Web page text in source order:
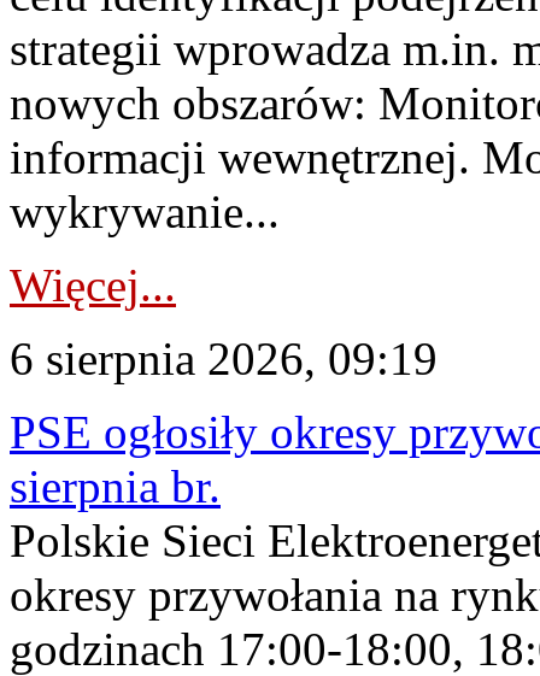
strategii wprowadza m.in.
nowych obszarów:
informacji wewnętrznej.
wykrywanie...
Więcej...
6 sierpnia 2026, 09:19
PSE ogłosiły okresy
sierpnia br.
Polskie Sieci
okresy przywołania na
godzinach 17:00-18:00,